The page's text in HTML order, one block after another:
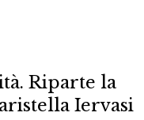
Riparte la
Iervasi